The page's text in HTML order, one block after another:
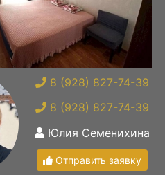
8 (928) 827-74-39
8 (928) 827-74-39
Юлия Семенихина
Отправить заявку